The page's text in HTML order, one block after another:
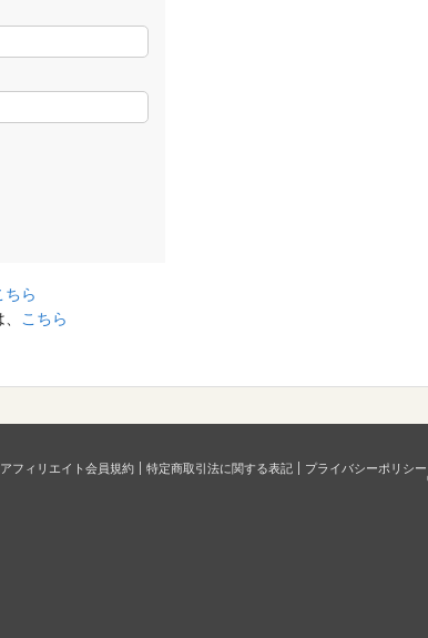
ちら
こちら
アフィリエイト会員規約 特定商取引法に関する表記 プライバシーポリシー